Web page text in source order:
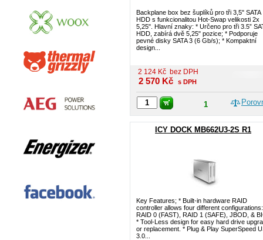
Backplane box bez šuplíků pro tři 3,5" SATA
HDD s funkcionalitou Hot-Swap velikosti 2x
5,25". Hlavní znaky: * Určeno pro tři 3.5”
HDD, zabírá dvě 5,25" pozice; * Podporuje
pevné disky SATA 3 (6 Gb/s); * Kompaktní
design...
2 124 Kč bez DPH
2 570 Kč s DPH
1
ICY DOCK MB662U3-2S R1
Key Features; * Built-in hardware RAID
controller allows four different configurations:
RAID 0 (FAST), RAID 1 (SAFE), JBOD, &
* Tool-Less design for easy hard drive
or replacement. * Plug & Play SuperSpeed
3.0...